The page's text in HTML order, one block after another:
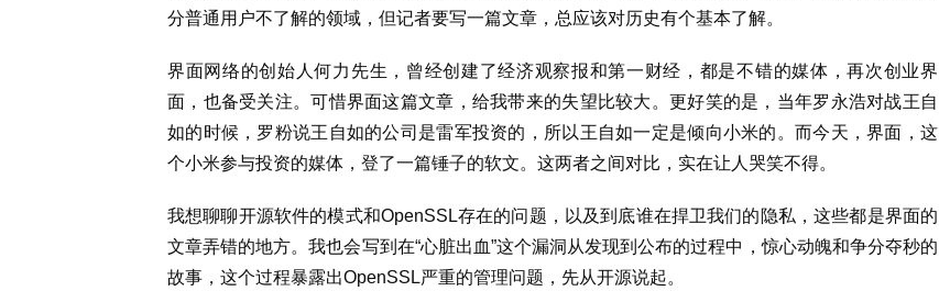
分普通用户不了解的领域，但记者要写一篇文章，总应该对历史有个基本了解。
界面网络的创始人何力先生，曾经创建了经济观察报和第一财经，都是不错的媒体，再次创业界
面，也备受关注。可惜界面这篇文章，给我带来的失望比较大。更好笑的是，当年罗永浩对战王自
如的时候，罗粉说王自如的公司是雷军投资的，所以王自如一定是倾向小米的。而今天，界面，这
个小米参与投资的媒体，登了一篇锤子的软文。这两者之间对比，实在让人哭笑不得。
我想聊聊开源软件的模式和OpenSSL存在的问题，以及到底谁在捍卫我们的隐私，这些都是界面的
文章弄错的地方。我也会写到在“心脏出血”这个漏洞从发现到公布的过程中，惊心动魄和争分夺秒的
故事，这个过程暴露出OpenSSL严重的管理问题，先从开源说起。